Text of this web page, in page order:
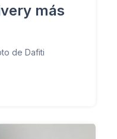
más
de Dafiti